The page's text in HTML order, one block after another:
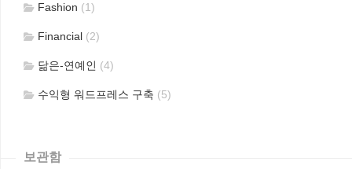
Fashion (1)
Financial (2)
닮은-연예인 (4)
수익형 워드프레스 구축 (5)
보관함